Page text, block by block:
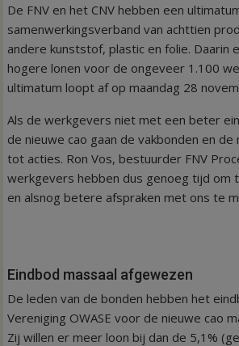
De FNV en het CNV hebben een
samenwerkingsverband van achttien
andere kunststof, plastic en folie. Daarin
hogere lonen voor de ongeveer 1.100
ultimatum loopt af op maandag 28
Als de werkgevers niet met een beter
de nieuwe cao gaan de vakbonden en
tot acties. Ron Vos, bestuurder FNV
werkgevers hebben dus genoeg tijd om
en alsnog betere afspraken met ons te
Eindbod massaal afgewezen
De leden van de bonden hebben het
Vereniging OWASE voor de nieuwe cao
Zij willen er meer loon bij dan de 5,1%